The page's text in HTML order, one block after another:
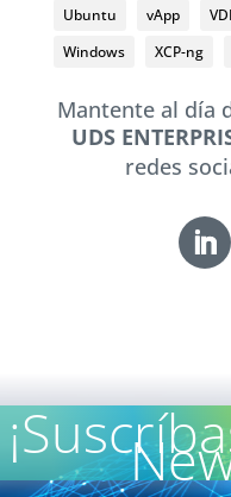
Ubuntu
vApp VDI
Windows
XCP-ng
Mantente al día
UDS
redes